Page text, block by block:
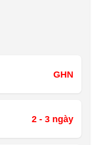
GHN
2 - 3 ngày